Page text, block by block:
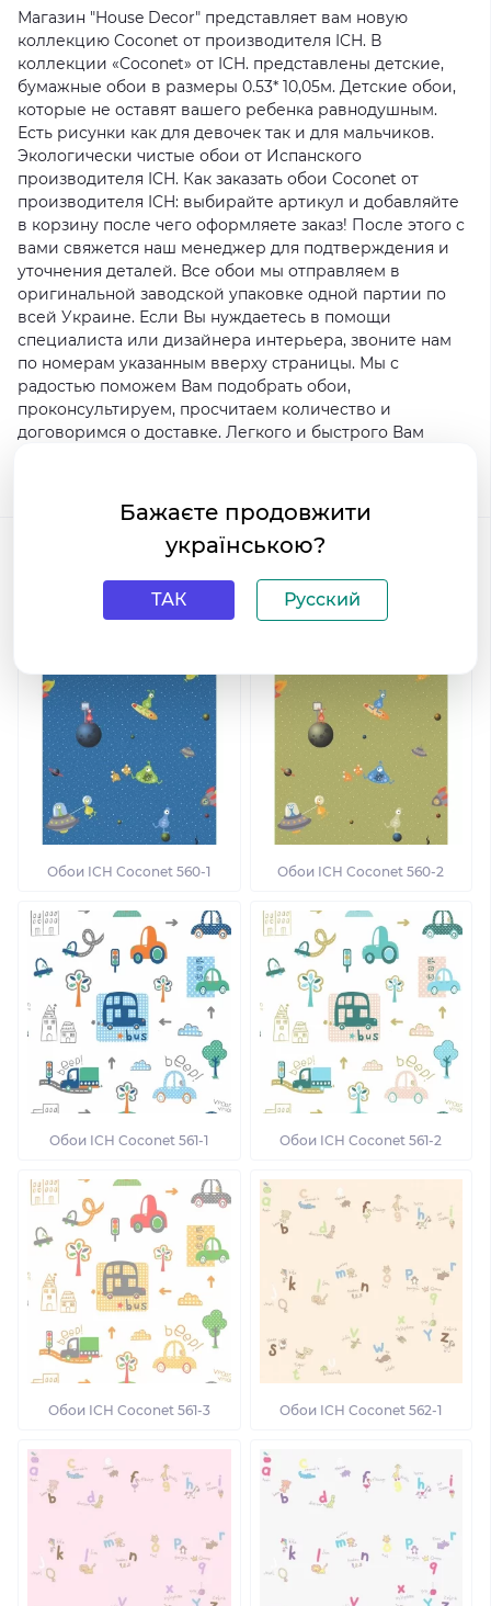
Магазин "House Decor" представляет вам новую
коллекцию Coconet от производителя ICH. В
коллекции «Coconet» от ICH. представлены детские,
бумажные обои в размеры 0.53* 10,05м. Детские обои,
которые не оставят вашего ребенка равнодушным.
Есть рисунки как для девочек так и для мальчиков.
Экологически чистые обои от Испанского
производителя ICH. Как заказать обои Coconet от
производителя ICH: выбирайте артикул и добавляйте
в корзину после чего оформляете заказ! После этого с
вами свяжется наш менеджер для подтверждения и
уточнения деталей. Все обои мы отправляем в
оригинальной заводской упаковке одной партии по
всей Украине. Если Вы нуждаетесь в помощи
специалиста или дизайнера интерьера, звоните нам
по номерам указанным вверху страницы. Мы с
радостью поможем Вам подобрать обои,
проконсультируем, просчитаем количество и
договоримся о доставке. Легкого и быстрого Вам
КоллекцияCoconet
Другие товары коллекции Про коллекцию
Обои ICH Coconet 560-1 Обои ICH Coconet 560-2
Обои ICH Coconet 561-1 Обои ICH Coconet 561-2
Обои ICH Coconet 561-3 Обои ICH Coconet 562-1
Бажаєте продовжити
українською?
ТАК Русский